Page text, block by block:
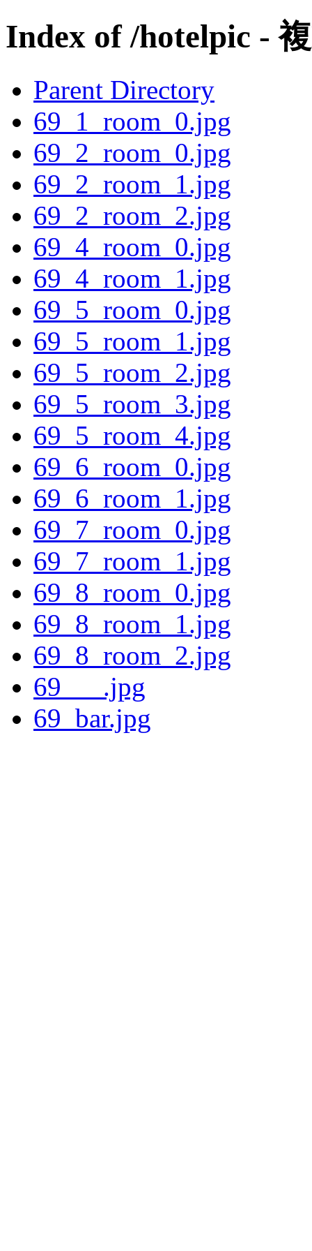
Index of /hotelpic -
Parent Directory
69_1_room_0.jpg
69_2_room_0.jpg
69_2_room_1.jpg
69_2_room_2.jpg
69_4_room_0.jpg
69_4_room_1.jpg
69_5_room_0.jpg
69_5_room_1.jpg
69_5_room_2.jpg
69_5_room_3.jpg
69_5_room_4.jpg
69_6_room_0.jpg
69_6_room_1.jpg
69_7_room_0.jpg
69_7_room_1.jpg
69_8_room_0.jpg
69_8_room_1.jpg
69_8_room_2.jpg
69___.jpg
69_bar.jpg